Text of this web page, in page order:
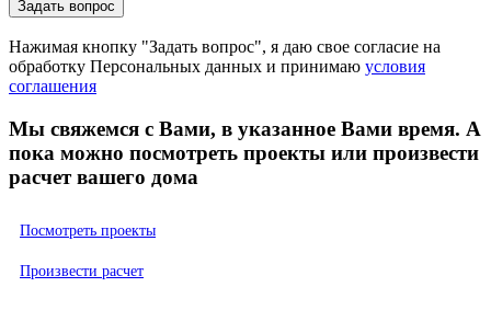
Нажимая кнопку "Задать вопрос", я даю свое согласие на
обработку Персональных данных и принимаю условия
соглашения
Мы свяжемся с Вами, в указанное Вами время. А
пока можно посмотреть проекты или произвести
расчет вашего дома
Посмотреть проекты
Произвести расчет